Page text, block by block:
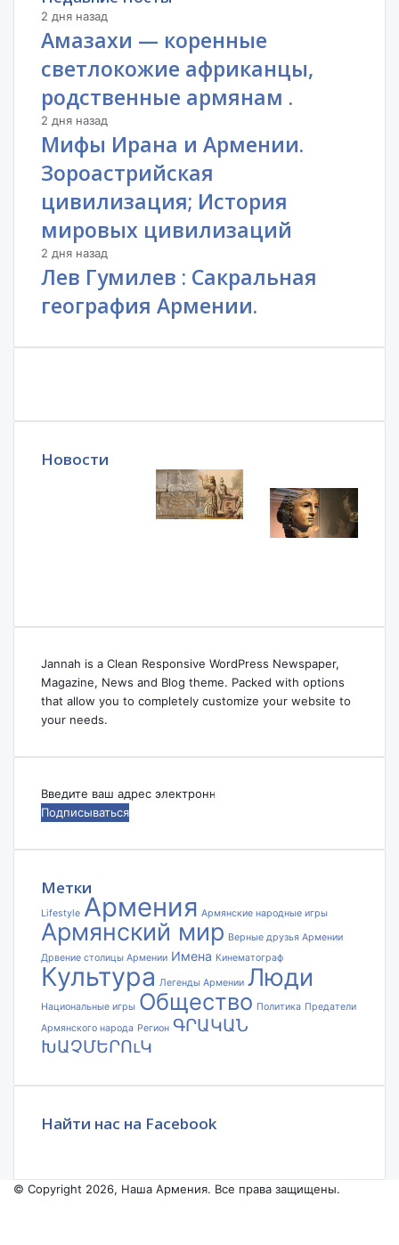
2 дня назад
Амазахи — коренные
светлокожие африканцы,
родственные армянам .
2 дня назад
Мифы Ирана и Армении.
Зороастрийская
цивилизация; История
мировых цивилизаций
2 дня назад
Лев Гумилев : Сакральная
география Армении.
Новости
Jannah is a Clean Responsive WordPress Newspaper,
Magazine, News and Blog theme. Packed with options
that allow you to completely customize your website to
your needs.
Введите
ваш
электронной
Метки
Lifestyle Армения Армянские народные игры
Армянский мир Верные друзья Армении
Дрвение столицы Армении Имена Кинематограф
Культура Легенды Армении Люди
Национальные игры Общество Политика Предатели
Армянского народа Регион ԳՐԱԿԱՆ
ԽԱՉՄԵՐՈւԿ
Найти нас на Facebook
© Copyright 2026, Наша Армения. Все права защищены.